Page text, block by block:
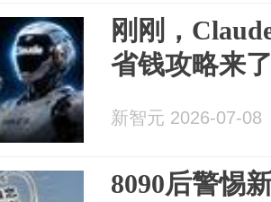
刚刚，
省钱攻略来
新智元 2026-07-08
8090后警惕